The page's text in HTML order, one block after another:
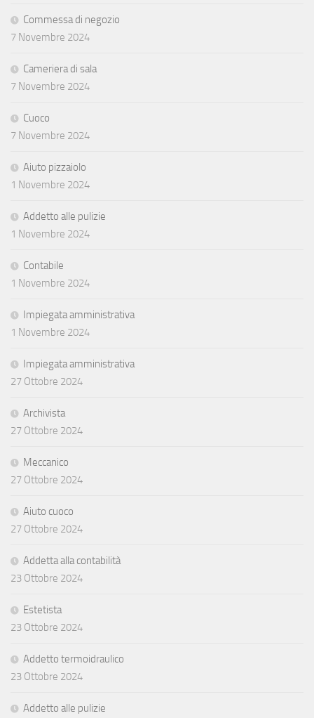
Commessa di negozio
7 Novembre 2024
Cameriera di sala
7 Novembre 2024
Cuoco
7 Novembre 2024
Aiuto pizzaiolo
1 Novembre 2024
Addetto alle pulizie
1 Novembre 2024
Contabile
1 Novembre 2024
Impiegata amministrativa
1 Novembre 2024
Impiegata amministrativa
27 Ottobre 2024
Archivista
27 Ottobre 2024
Meccanico
27 Ottobre 2024
Aiuto cuoco
27 Ottobre 2024
Addetta alla contabilità
23 Ottobre 2024
Estetista
23 Ottobre 2024
Addetto termoidraulico
23 Ottobre 2024
Addetto alle pulizie